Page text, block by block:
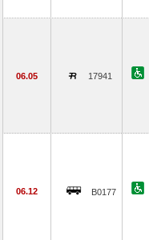
06.05 17941
06.12 B0177